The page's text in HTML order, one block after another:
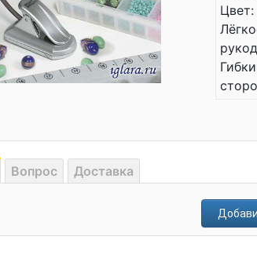
Цвет:
Вопрос Доставка